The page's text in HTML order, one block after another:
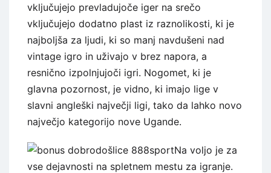
vključujejo prevladujoče iger na srečo
vključujejo dodatno plast iz raznolikosti, ki je
najboljša za ljudi, ki so manj navdušeni nad
vintage igro in uživajo v brez napora, a
resnično izpolnjujoči igri. Nogomet, ki je
glavna pozornost, je vidno, ki imajo lige v
slavni angleški največji ligi, tako da lahko novo
največjo kategorijo nove Ugande.
Na voljo je za
vse dejavnosti na spletnem mestu za igranje.